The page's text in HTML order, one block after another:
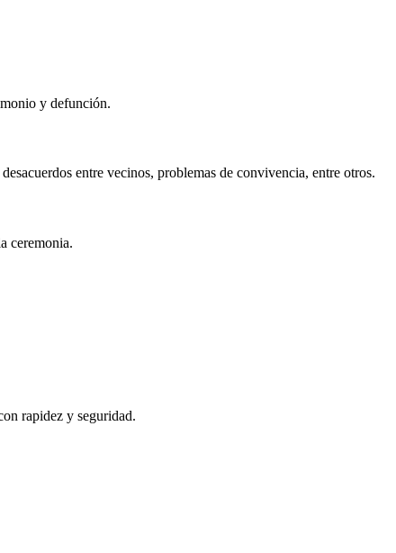
y defunción.
entre vecinos, problemas de convivencia, entre otros.
ceremonia.
rapidez y seguridad.